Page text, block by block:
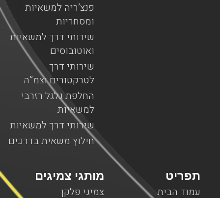
פנצ’ריה למשאיות
ומסחריות
שירותי דרך למשאיות
ואוטובוסים
שירותי דרך
לטרקטורים וצמ”ה
החלפת גלגל רזרבי
למשאיות
שירותי דרך למשאיות
חילוץ משאית בדרכים
מותגי צמיגים
צמיגי פלקן
תפריט
עמוד הבית